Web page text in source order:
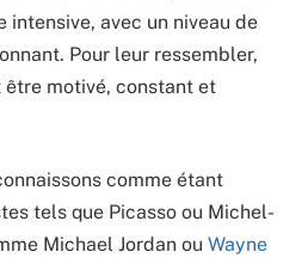
avec un niveau de
Pour leur ressembler,
être motivé, constant et
comme étant
tels que Picasso ou Michel-
Michael Jordan ou Wayne